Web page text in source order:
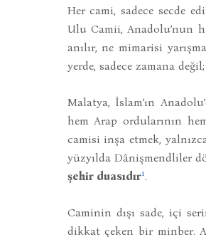
Her cami, sadece secde
Ulu Camii, Anadolu’nun
anılır, ne mimarisi
yerde, sadece zamana değil;
Malatya, İslam’ın
hem Arap ordularının
camisi inşa etmek,
yüzyılda Dânişmendliler
şehir duasıdır1.
Caminin dışı sade, içi
dikkat çeken bir minber.